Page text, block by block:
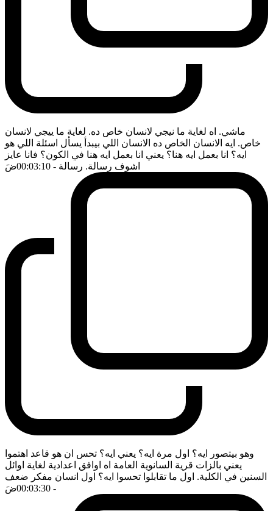
ماشي. اه لغاية ما نيجي لانسان خاص ده. لغاية ما ييجي لانسان
خاص. ايه الانسان الخاص ده الانسان اللي بيبدأ يسأل اسئلة اللي هو
ايه؟ انا بعمل ايه هنا؟ يعني انا بعمل ايه هنا في الكون؟ فانا عايز
اشوف رسالة. رسالة - 00:03:10 ضَ
وهو بيتصور ايه؟ اول مرة ايه؟ يعني ايه؟ تحس ان هو قاعد اهتموا
يعني بالزات قرية السانوية العامة اه اوافق اعدادية لغاية اوائل
السنين في الكلية. اول ما تقابلوا تحسوا ايه؟ اول انسان مفكر ضعف
- 00:03:30
ضَ